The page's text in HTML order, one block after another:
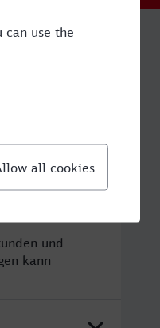
und
kann